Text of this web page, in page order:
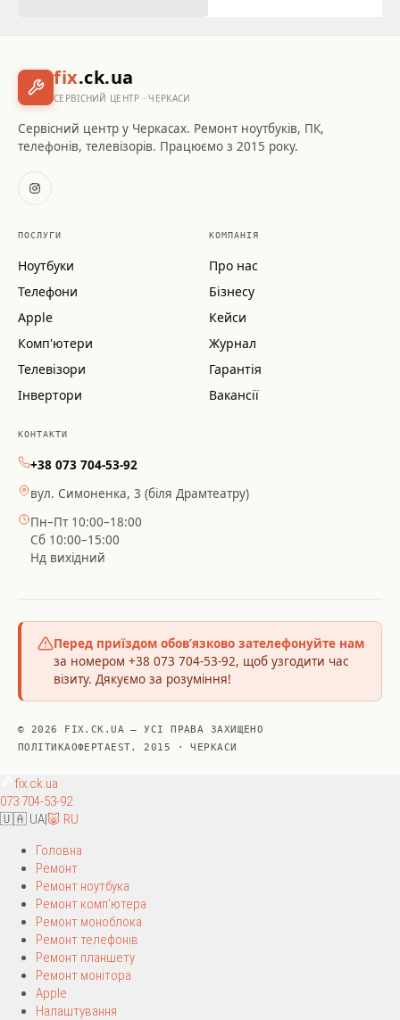
fix.ck.ua
СЕРВІСНИЙ ЦЕНТР · ЧЕРКАСИ
Сервісний центр у Черкасах. Ремонт ноутбуків, ПК,
телефонів, телевізорів. Працюємо з 2015 року.
ПОСЛУГИ
Ноутбуки
Телефони
Apple
Комп'ютери
Телевізори
Інвертори
КОМПАНІЯ
Про нас
Бізнесу
Кейси
Журнал
Гарантія
Вакансії
КОНТАКТИ
+38 073 704-53-92
вул. Симоненка, 3 (біля Драмтеатру)
Пн–Пт 10:00–18:00
Сб 10:00–15:00
Нд вихідний
Перед приїздом обов’язково зателефонуйте нам
за номером +38 073 704-53-92, щоб узгодити час
візиту. Дякуємо за розуміння!
© 2026 FIX.CK.UA — УСІ ПРАВА ЗАХИЩЕНО
ПОЛІТИКАОФЕРТАEST. 2015 · ЧЕРКАСИ
fix.ck.ua
073 704-53-92
🇺🇦 UA|🐷 RU
Головна
Ремонт
Ремонт ноутбука
Ремонт комп’ютера
Ремонт моноблока
Ремонт телефонів
Ремонт планшету
Ремонт монітора
Apple
Налаштування